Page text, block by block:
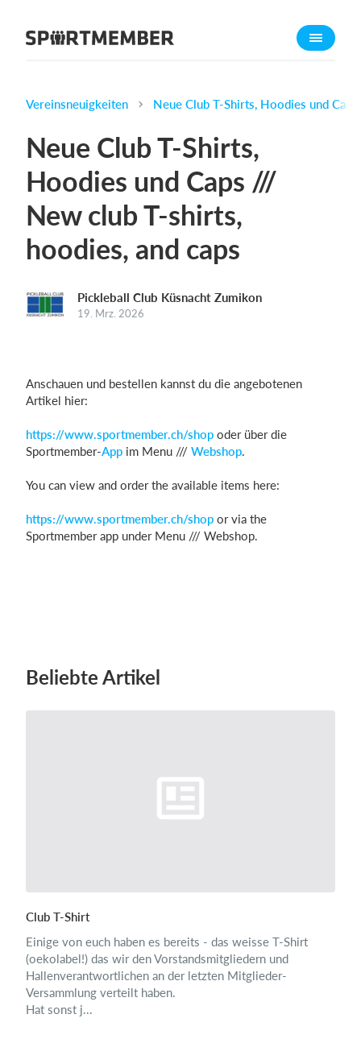
Über SportMember
Funktionen
Trainingsplan
Mitgliedsbeitrag
Homepage erstellen
Vereins App
Vereinsneuigkeiten Neue Club T-Shirts, Hoodies und
Neue Club T-Shirts,
Hoodies und Caps ///
New club T-shirts,
hoodies, and caps​​
Pickleball Club Küsnacht Zumikon
19. Mrz. 2026
Anschauen und bestellen kannst du die angebotenen
Artikel hier:
https://www.sportmember.ch/shop oder über die
Sportmember-App im Menu /// Webshop.
You can view and order the available items here:
https://www.sportmember.ch/shop or via the
Sportmember app under Menu /// Webshop.
Beliebte Artikel
Club T-Shirt
Einige von euch haben es bereits - das weisse T-Shirt
(oekolabel!) das wir den Vorstandsmitgliedern und
Hallenverantwortlichen an der letzten Mitglieder-
Versammlung verteilt haben.
Hat sonst j...